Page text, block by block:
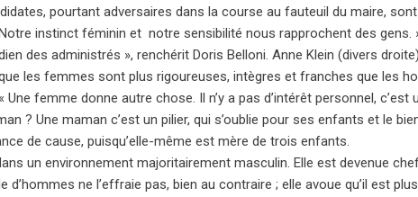
pourtant adversaires dans la course au fauteuil du maire,
instinct féminin et notre sensibilité nous rapprochent des gens.
des administrés », renchérit Doris Belloni. Anne Klein (divers
les femmes sont plus rigoureuses, intègres et franches que les
Une femme donne autre chose. Il n’y a pas d’intérêt personnel,
? Une maman c’est un pilier, qui s’oublie pour ses enfants et le
de cause, puisqu’elle-même est mère de trois enfants.
un environnement majoritairement masculin. Elle est devenue
d’hommes ne l’effraie pas, bien au contraire ; elle avoue qu’il est